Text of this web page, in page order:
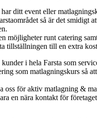
ditt event eller
så är det smidigt
möjligheter runt catering
tillställningen till en extra
i hela Farsta som
som matlagningskurs så
oss för aktiv matlagning &
en nära kontakt för